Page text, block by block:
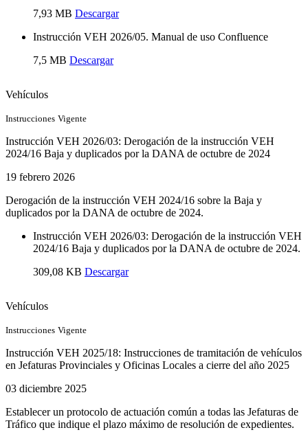
7,93 MB Descargar
Instrucción VEH 2026/05. Manual de uso Confluence
7,5 MB Descargar
Vehículos
Instrucciones Vigente
Instrucción VEH 2026/03: Derogación de la instrucción VEH
2024/16 Baja y duplicados por la DANA de octubre de 2024
19 febrero 2026
Derogación de la instrucción VEH 2024/16 sobre la Baja y
duplicados por la DANA de octubre de 2024.
Instrucción VEH 2026/03: Derogación de la instrucción VEH
2024/16 Baja y duplicados por la DANA de octubre de 2024.
309,08 KB Descargar
Vehículos
Instrucciones Vigente
Instrucción VEH 2025/18: Instrucciones de tramitación de vehículos
en Jefaturas Provinciales y Oficinas Locales a cierre del año 2025
03 diciembre 2025
Establecer un protocolo de actuación común a todas las Jefaturas de
Tráfico que indique el plazo máximo de resolución de expedientes.